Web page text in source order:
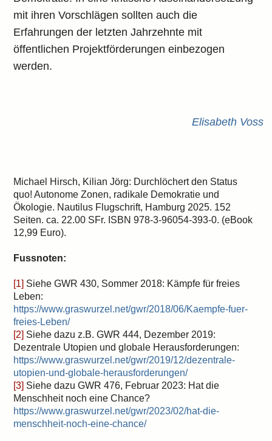
mit ihren Vorschlägen sollten auch die
Erfahrungen der letzten Jahrzehnte mit
öffentlichen Projektförderungen einbezogen
werden.
Elisabeth Voss
Michael Hirsch, Kilian Jörg: Durchlöchert den Status
quo! Autonome Zonen, radikale Demokratie und
Ökologie. Nautilus Flugschrift, Hamburg 2025. 152
Seiten. ca. 22.00 SFr. ISBN 978-3-96054-393-0. (eBook
12,99 Euro).
Fussnoten:
[1] Siehe GWR 430, Sommer 2018: Kämpfe für freies
Leben:
https://www.graswurzel.net/gwr/2018/06/Kaempfe-fuer-
freies-Leben/
[2] Siehe dazu z.B. GWR 444, Dezember 2019:
Dezentrale Utopien und globale Herausforderungen:
https://www.graswurzel.net/gwr/2019/12/dezentrale-
utopien-und-globale-herausforderungen/
[3] Siehe dazu GWR 476, Februar 2023: Hat die
Menschheit noch eine Chance?
https://www.graswurzel.net/gwr/2023/02/hat-die-
menschheit-noch-eine-chance/